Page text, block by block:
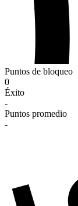
Puntos de bloqueo
0
Éxito
-
Puntos promedio
-